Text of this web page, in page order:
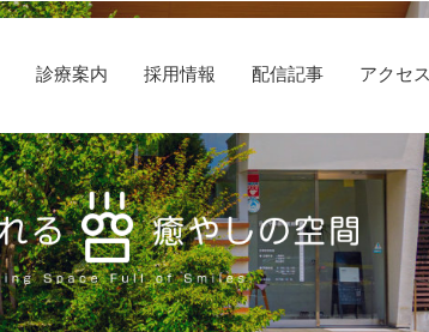
診療案内 採用情報 配信記事 アクセ